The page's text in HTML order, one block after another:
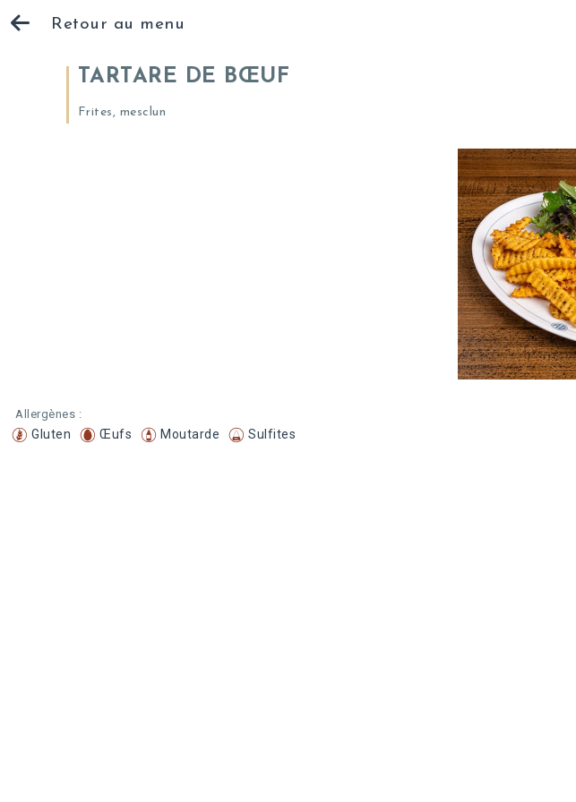
Retour au menu
TARTARE DE BŒUF
Frites, mesclun
Allergènes :
Gluten Œufs Moutarde Sulfites